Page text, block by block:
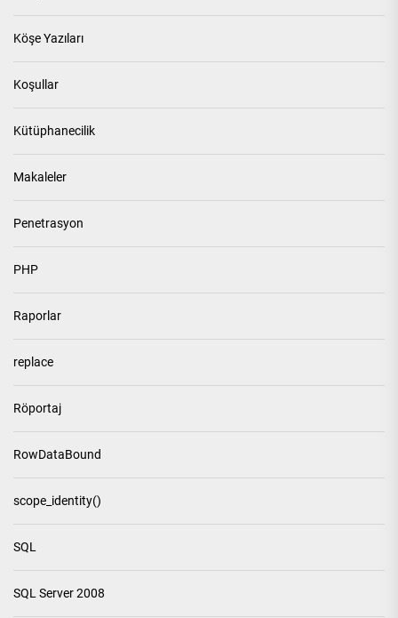
Köşe Yazıları
Koşullar
Kütüphanecilik
Makaleler
Penetrasyon
PHP
Raporlar
replace
Röportaj
RowDataBound
scope_identity()
SQL
SQL Server 2008